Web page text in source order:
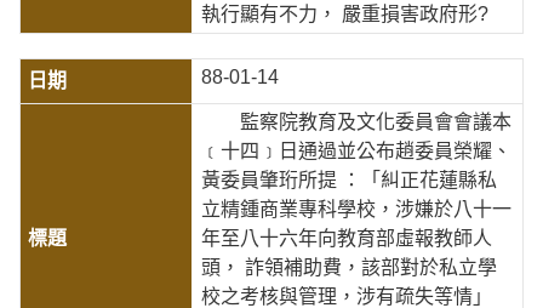
執行顯有不力， 嚴重損害政府形?
88-01-14
監察院教育及文化委員會會議本
﹝十四﹞日通過並公布趙委員榮耀、
黃委員肇珩所提 ：「糾正花蓮縣私
立精鍾商業專科學校，涉嫌於八十一
年至八十六年向教育部虛報教師人
頭， 詐領補助費，該部對於私立學
校之考核與管理，涉有疏失等情」